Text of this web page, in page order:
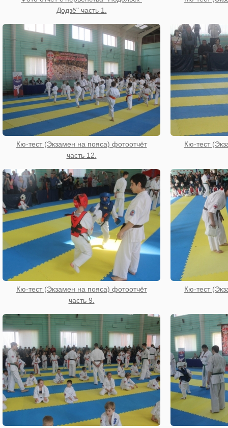
Додзё" часть 1.
Кю-тест (Экзамен на пояса) фотоотчёт
часть 12.
Кю-тест
Кю-тест (Экзамен на пояса) фотоотчёт
часть 9.
Кю-тест